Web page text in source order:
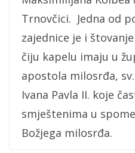
Trnovčici. Jedna od
zajednice je i
čiju kapelu imaju u
apostola milosrđa,
Ivana Pavla II. koje
smještenima u
Božjega milosrđa.